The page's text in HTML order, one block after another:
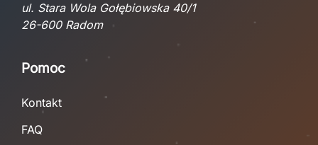
ul. Stara Wola Gołębiowska 40/1
26-600 Radom
Pomoc
Kontakt
FAQ